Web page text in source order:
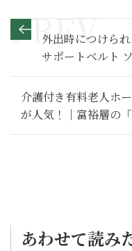
外出時につけら
サポートベルト
介護付き有料老人ホ
が人気！｜富裕層の
あわせて読み